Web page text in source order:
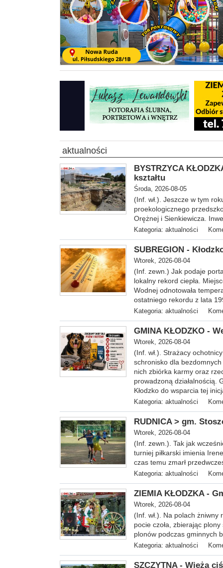
aktualności
BYSTRZYCA
kształtu
Środa, 2026-08-05
(Inf. wł.). Jeszcze w tym
proekologicznego
Orężnej i Sienkiewicza.
Kategoria: aktualności
SUBREGION -
Wtorek, 2026-08-04
(Inf. zewn.) Jak podaje
lokalny rekord ciepła.
Wodnej odnotowała
ostatniego rekordu z lata
Kategoria: aktualności
GMINA KŁODZKO -
Wtorek, 2026-08-04
(Inf. wł.). Strażacy
schronisko dla
nich zbiórka karmy oraz
prowadzoną działalnością.
Kłodzko do wsparcia tej
Kategoria: aktualności
RUDNICA > gm.
Wtorek, 2026-08-04
(Inf. zewn.). Tak jak
turniej piłkarski imienia
czas temu zmarł
Kategoria: aktualności
ZIEMIA KŁODZKA -
Wtorek, 2026-08-04
(Inf. wł.). Na polach żniwny
pocie czoła, zbierając
plonów podczas gminnych
Kategoria: aktualności
SZCZYTNA - Wieża